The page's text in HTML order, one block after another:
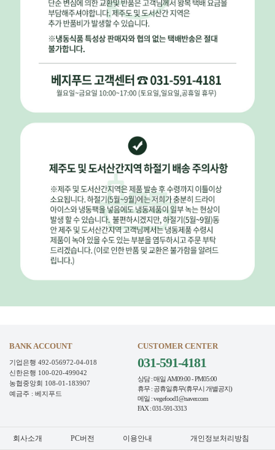
BANK ACCOUNT
기업은행 492-056972-04-018
신한은행 100-020-499042
농협중앙회 108-01-183907
예금주 : 베지푸드
CUSTOMER CENTER
031-591-4181
상담 : 매일 AM09:00 - PM05:00
휴무 : 공휴일휴무(휴무시 개별공지)
메일 : vegefood1@naver.com
FAX : 031-591-3313
회사소개 PC버전 이용안내 개인정보처리방침